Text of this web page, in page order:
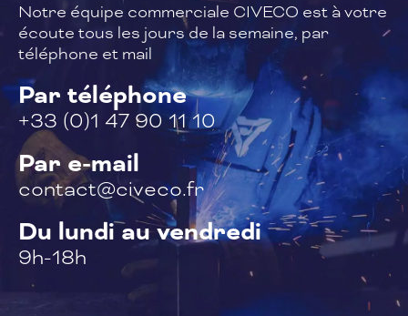
Notre équipe commerciale CIVECO est àvotre
écoute tous les jours de la semaine, par
téléphone et mail
Par téléphone
+33 (0)1 47 90 11 10
Par e-mail
contact@civeco.fr
Du lundi au vendredi
9h-18h